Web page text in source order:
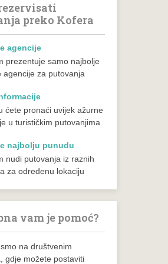
preko Kofera
agencije
prezentuje samo najbolje
agencije za putovanja
ćete pronaći uvijek ažurne
u turističkim putovanjima
najbolju punudu
nudi putovanja iz raznih
za određenu lokaciju
vam je pomoć?
na društvenim
gdje možete postaviti